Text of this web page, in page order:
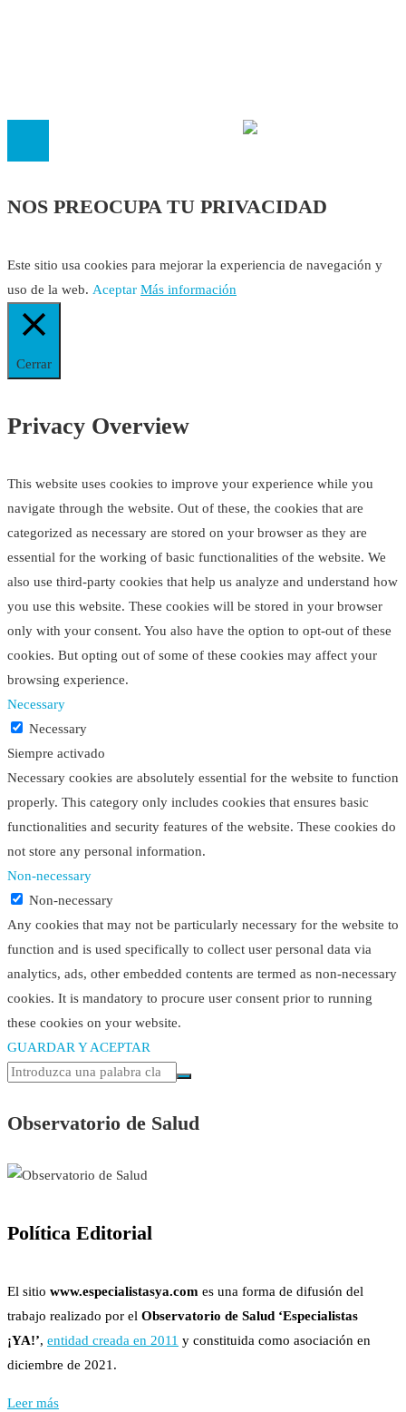
NOS PREOCUPA TU PRIVACIDAD
Este sitio usa cookies para mejorar la experiencia de navegación y
uso de la web. Aceptar Más información
Cerrar
Privacy Overview
This website uses cookies to improve your experience while you
navigate through the website. Out of these, the cookies that are
categorized as necessary are stored on your browser as they are
essential for the working of basic functionalities of the website. We
also use third-party cookies that help us analyze and understand how
you use this website. These cookies will be stored in your browser
only with your consent. You also have the option to opt-out of these
cookies. But opting out of some of these cookies may affect your
browsing experience.
Necessary
Necessary
Siempre activado
Necessary cookies are absolutely essential for the website to function
properly. This category only includes cookies that ensures basic
functionalities and security features of the website. These cookies do
not store any personal information.
Non-necessary
Non-necessary
Any cookies that may not be particularly necessary for the website to
function and is used specifically to collect user personal data via
analytics, ads, other embedded contents are termed as non-necessary
cookies. It is mandatory to procure user consent prior to running
these cookies on your website.
GUARDAR Y ACEPTAR
Observatorio de Salud
Política Editorial
El sitio www.especialistasya.com es una forma de difusión del
trabajo realizado por el Observatorio de Salud ‘Especialistas
¡YA!’, entidad creada en 2011 y constituida como asociación en
diciembre de 2021.
Leer más